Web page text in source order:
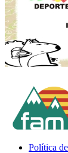
Política